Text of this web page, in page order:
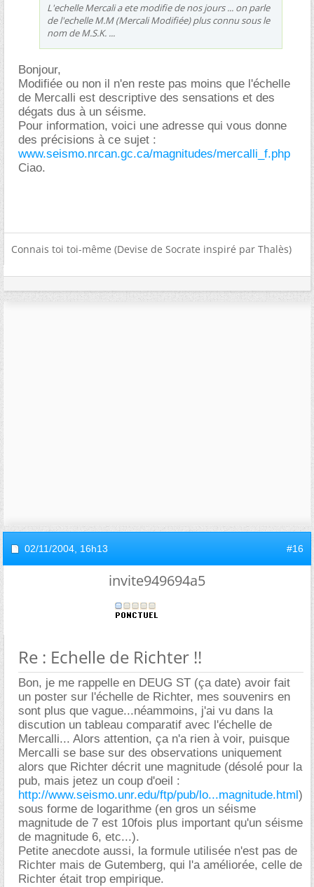
L'echelle Mercali a ete modifie de nos jours ... on parle
de l'echelle M.M (Mercali Modifiée) plus connu sous le
nom de M.S.K. ...
Bonjour,
Modifiée ou non il n'en reste pas moins que l'échelle
de Mercalli est descriptive des sensations et des
dégats dus à un séisme.
Pour information, voici une adresse qui vous donne
des précisions à ce sujet :
www.seismo.nrcan.gc.ca/magnitudes/mercalli_f.php
Ciao.
Connais toi toi-même (Devise de Socrate inspiré par Thalès)
02/11/2004, 16h13 #16
invite949694a5
Re : Echelle de Richter !!
Bon, je me rappelle en DEUG ST (ça date) avoir fait
un poster sur l'échelle de Richter, mes souvenirs en
sont plus que vague...néammoins, j'ai vu dans la
discution un tableau comparatif avec l'échelle de
Mercalli... Alors attention, ça n'a rien à voir, puisque
Mercalli se base sur des observations uniquement
alors que Richter décrit une magnitude (désolé pour la
pub, mais jetez un coup d'oeil :
http://www.seismo.unr.edu/ftp/pub/lo...magnitude.html)
sous forme de logarithme (en gros un séisme
magnitude de 7 est 10fois plus important qu'un séisme
de magnitude 6, etc...).
Petite anecdote aussi, la formule utilisée n'est pas de
Richter mais de Gutemberg, qui l'a améliorée, celle de
Richter était trop empirique.